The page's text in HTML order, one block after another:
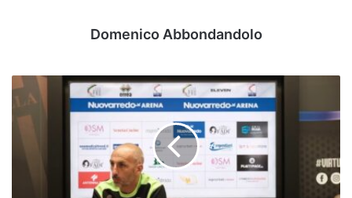
Domenico Abbondandolo
Virtus
Francavilla:
risoluzione
consensuale